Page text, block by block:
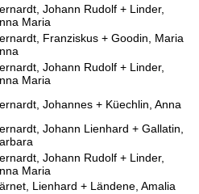
Johann Rudolf
Linder,
Maria
Franziskus
Goodin, Maria
Johann Rudolf
Linder,
Maria
Johannes Küechlin, Anna
Johann Lienhard
Gallatin,
Johann Rudolf
Linder,
Maria
Lienhard Ländene, Amalia